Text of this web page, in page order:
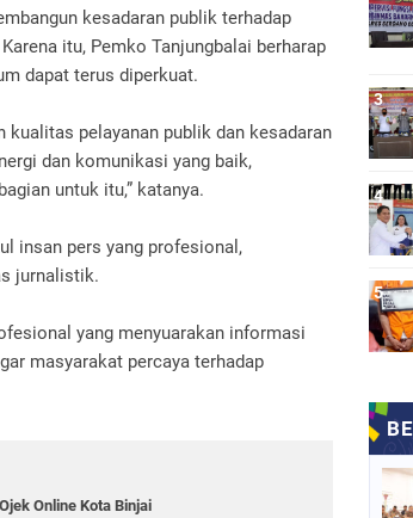
kesadaran publik terhadap
itu, Pemko Tanjungbalai berharap
dapat terus diperkuat.
kualitas pelayanan publik dan kesadaran
dan komunikasi yang baik,
untuk itu,” katanya.
insan pers yang profesional,
jurnalistik.
yang menyuarakan informasi
masyarakat percaya terhadap
Online Kota Binjai